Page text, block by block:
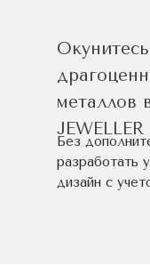
металлов
JEWELLER
Без
разработать
дизайн c